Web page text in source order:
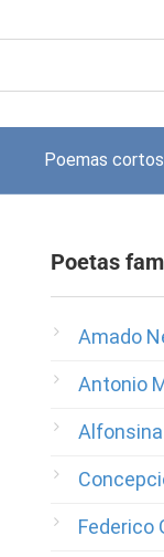
Poemas cortos
Poetas
Amado
Antonio
Federico